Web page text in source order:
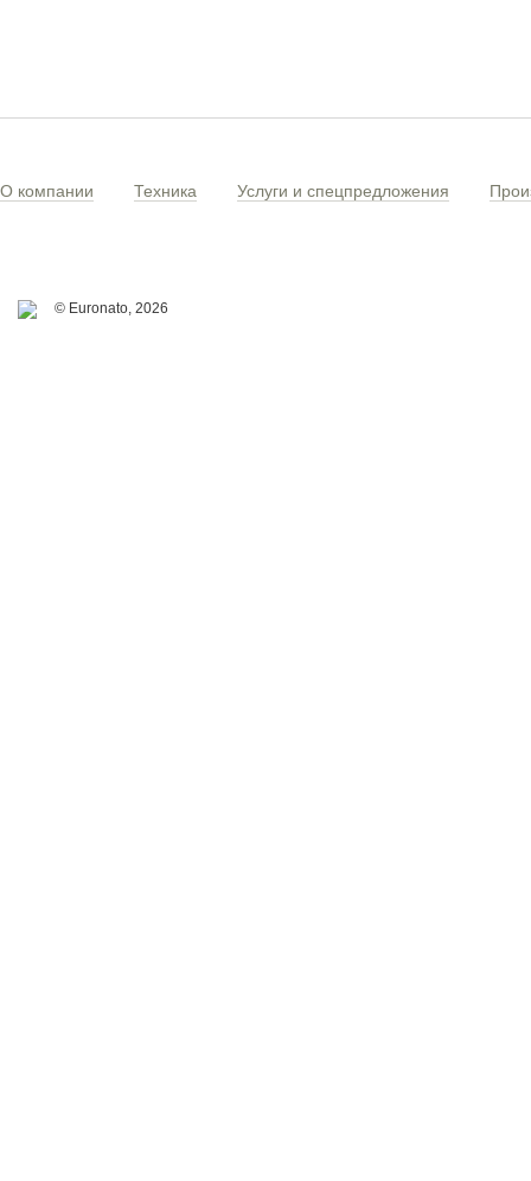
О компании Техника Услуги и спецпредложения
© Euronato, 2026